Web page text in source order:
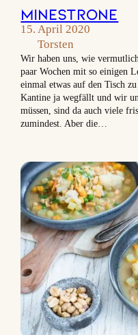
Minestrone
15. April 2020
Torsten
Wir haben uns, wie
paar Wochen mit so einigen
einmal etwas auf den Tisch
Kantine ja wegfällt und wir
müssen, sind da auch viele
zumindest. Aber die…